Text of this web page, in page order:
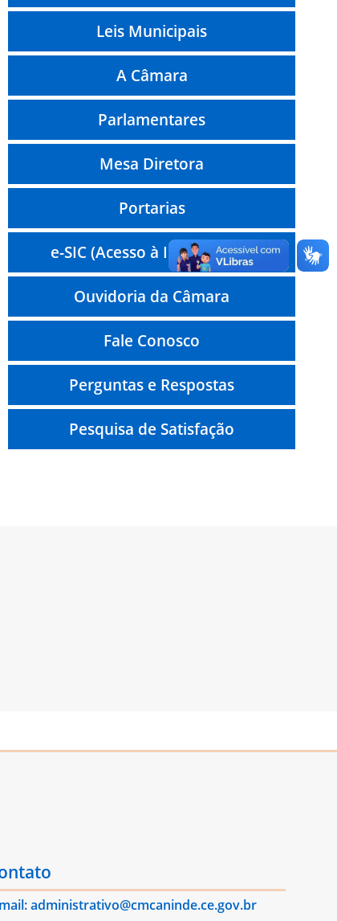
Leis Municipais
A Câmara
Parlamentares
Mesa Diretora
Portarias
e-SIC (Acesso à Informação)
Ouvidoria da Câmara
Fale Conosco
Perguntas e Respostas
Pesquisa de Satisfação
administrativo@cmcaninde.ce.gov.br